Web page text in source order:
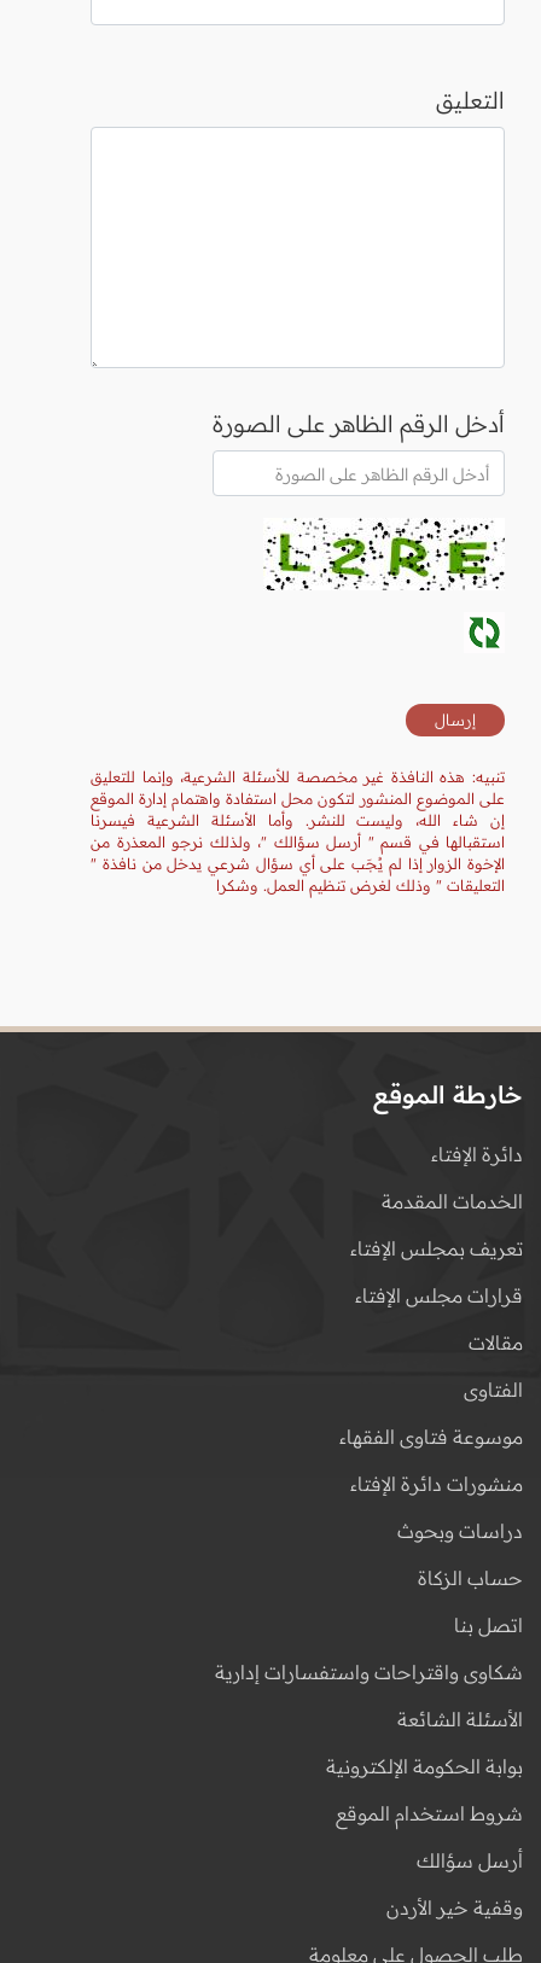
التعليق
أدخل الرقم الظاهر على الصورة
تنبيه: هذه النافذة غير مخصصة للأسئلة الشرعية، وإنما للتعليق
على الموضوع المنشور لتكون محل استفادة واهتمام إدارة الموقع
إن شاء الله، وليست للنشر. وأما الأسئلة الشرعية فيسرنا
استقبالها في قسم " أرسل سؤالك "، ولذلك نرجو المعذرة من
الإخوة الزوار إذا لم يُجَب على أي سؤال شرعي يدخل من نافذة "
التعليقات " وذلك لغرض تنظيم العمل. وشكرا
خارطة الموقع
دائرة الإفتاء
الخدمات المقدمة
تعريف بمجلس الإفتاء
قرارات مجلس الإفتاء
مقالات
الفتاوى
موسوعة فتاوى الفقهاء
منشورات دائرة الإفتاء
دراسات وبحوث
حساب الزكاة
اتصل بنا
شكاوى واقتراحات واستفسارات إدارية
الأسئلة الشائعة
بوابة الحكومة الإلكترونية
شروط استخدام الموقع
أرسل سؤالك
وقفية خير الأردن
طلب الحصول على معلومة